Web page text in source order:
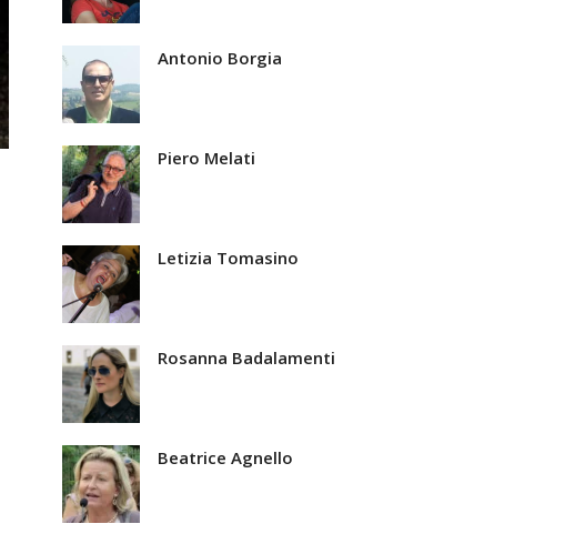
Antonio Borgia
Piero Melati
Letizia Tomasino
Rosanna Badalamenti
Beatrice Agnello